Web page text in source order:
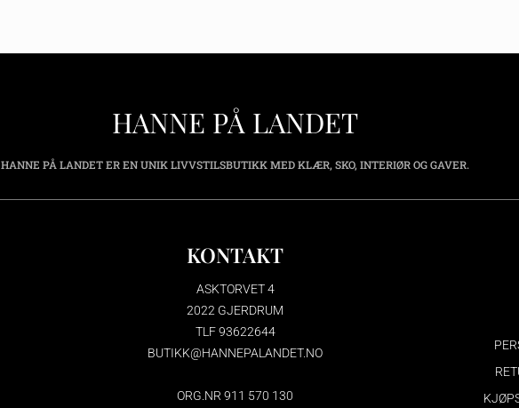
HANNE PÅ LANDET
HANNE PÅ LANDET ER EN UNIK LIVVSTILSBUTIKK MED KLÆR, SKO, INTERIØR OG GAVER.
KONTAKT
ASKTORVET 4
2022 GJERDRUM
TLF 93622644
BUTIKK@HANNEPALANDET.NO
ORG.NR 911 570 130